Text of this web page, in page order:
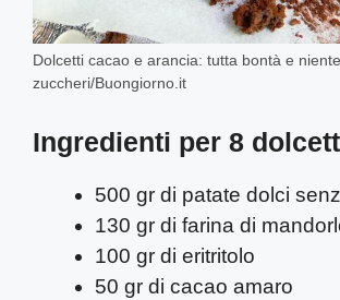
Dolcetti cacao e arancia: tutta bontà e niente
zuccheri/Buongiorno.it
Ingredienti per 8
500 gr di patate dolci
130 gr di farina di
100 gr di eritritolo
50 gr di cacao amaro